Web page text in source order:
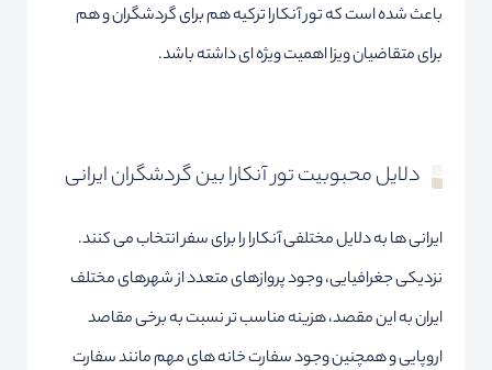
باعث شده است که تور آنکارا ترکیه هم برای گردشگران و هم
برای متقاضیان ویزا اهمیت ویژه ای داشته باشد.
دلایل محبوبیت تور آنکارا بین گردشگران ایرانی
ایرانی ها به دلایل مختلفی آنکارا را برای سفر انتخاب می کنند.
نزدیکی جغرافیایی، وجود پروازهای متعدد از شهرهای مختلف
ایران به این مقصد، هزینه مناسب تر نسبت به برخی مقاصد
اروپایی و همچنین وجود سفارت خانه های مهم مانند سفارت